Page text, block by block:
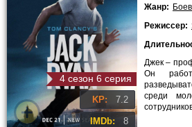
4 сезон 6 серия
KP: 7.2
IMDb: 8
Жанр:
Режиссер:
Джек –
Он
среди
зачастую